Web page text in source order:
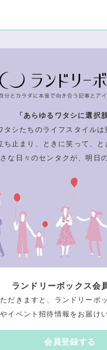
「あらゆるワタシに選択
タシたちのライフスタイルは
ち止まり、ときに笑って、と
な日々のセンタクが、明日
ランドリーボックス会
だきますと、ランドリーボ
イベント招待情報をお届け
会員登録する